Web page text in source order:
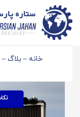
خانه – بلاگ –